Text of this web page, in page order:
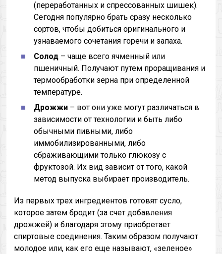
(переработанных и спрессованных шишек).
Сегодня популярно брать сразу несколько
сортов, чтобы добиться оригинального и
узнаваемого сочетания горечи и запаха.
Солод – чаще всего ячменный или
пшеничный. Получают путем проращивания и
термообработки зерна при определенной
температуре.
Дрожжи – вот они уже могут различаться в
зависимости от технологии и быть либо
обычными пивными, либо
иммобилизированными, либо
сбраживающими только глюкозу с
фруктозой. Их вид зависит от того, какой
метод выпуска выбирает производитель.
Из первых трех ингредиентов готовят сусло,
которое затем бродит (за счет добавления
дрожжей) и благодаря этому приобретает
спиртовые соединения. Таким образом получают
молодое или, как его еще называют, «зеленое»